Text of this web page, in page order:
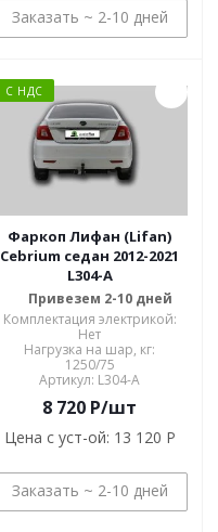
Заказать ~ 2-10 дней
С НДС
Фаркоп Лифан (Lifan)
Cebrium седан 2012-2021
L304-A
Привезем 2-10 дней
Комплектация электрикой:
Нет
Нагрузка на шар, кг:
1250/75
Артикул: L304-A
8 720 P/шт
Цена с уст-ой: 13 120 P
Заказать ~ 2-10 дней